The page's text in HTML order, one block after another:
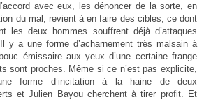
avec eux, les dénoncer de la sorte, en
du mal, revient à en faire des cibles, ce dont
les deux hommes souffrent déjà d’attaques
y a une forme d’acharnement très malsain à
émissaire aux yeux d’une certaine frange
sont proches. Même si ce n’est pas explicite,
forme d’incitation à la haine de deux
et Julien Bayou cherchent à tirer profit. Et